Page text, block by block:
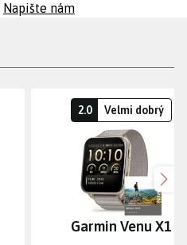
Napište nám
2.0 Velmi dobrý
Garmin Venu X1